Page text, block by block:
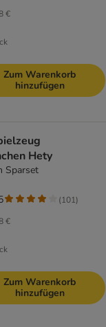
€
Zum Warenkorb
hinzufügen
Hety
Sparset
€
(101)
Zum Warenkorb
hinzufügen